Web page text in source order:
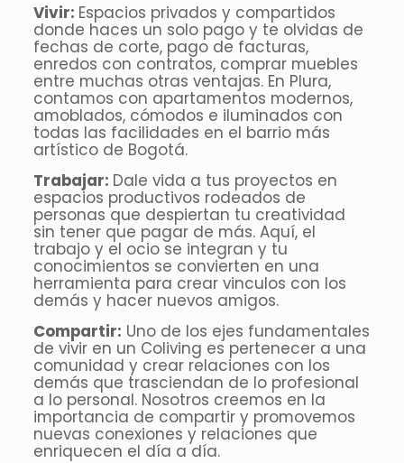
Vivir: Espacios privados y compartidos
donde haces un solo pago y te olvidas de
fechas de corte, pago de facturas,
enredos con contratos, comprar muebles
entre muchas otras ventajas. En Plura,
contamos con apartamentos modernos,
amoblados, cómodos e iluminados con
todas las facilidades en el barrio más
artístico de Bogotá.
Trabajar: Dale vida a tus proyectos en
espacios productivos rodeados de
personas que despiertan tu creatividad
sin tener que pagar de más. Aquí, el
trabajo y el ocio se integran y tu
conocimientos se convierten en una
herramienta para crear vinculos con los
demás y hacer nuevos amigos.
Compartir: Uno de los ejes fundamentales
de vivir en un Coliving es pertenecer a una
comunidad y crear relaciones con los
demás que trasciendan de lo profesional
a lo personal. Nosotros creemos en la
importancia de compartir y promovemos
nuevas conexiones y relaciones que
enriquecen el día a día.